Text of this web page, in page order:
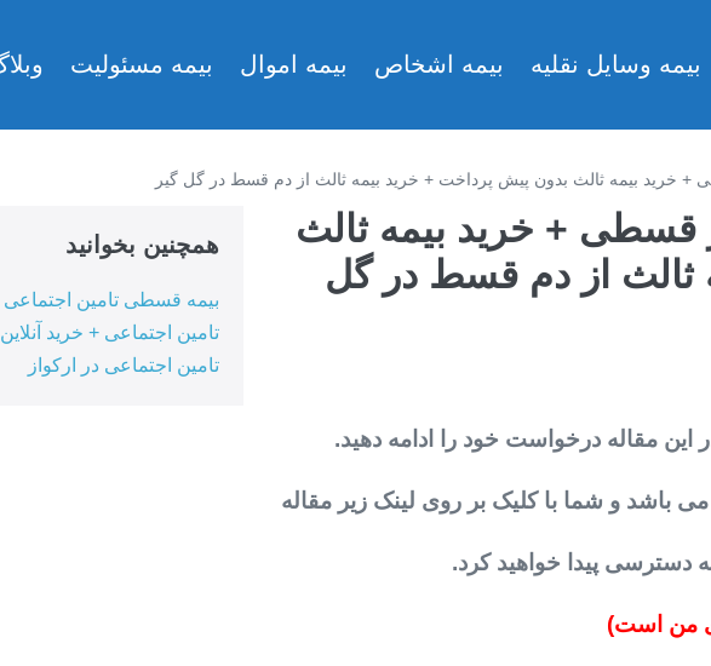
بیمه وسایل نقلیه بیمه اشخاص بیمه اموال بیمه مسئولیت
+ خرید بیمه ثالث بدون پیش پرداخت + خرید بیمه ثالث از دم قسط در گل گیر
قسطی + خرید بیمه ثالث
ثالث از دم قسط در گل
این مقاله درخواست خود را ادامه دهید.
باشد و شما با کلیک بر روی لینک زیر مقاله
دسترسی پیدا خواهید کرد.
من است)
همچنین بخوانید
بیمه قسطی تامین
تامین اجتماعی + خرید
تامین اجتماعی در ارکواز